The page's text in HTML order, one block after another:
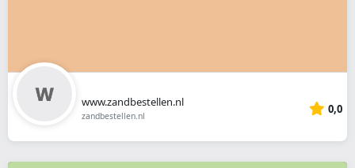
www.zandbestellen.nl
zandbestellen.nl 0,0